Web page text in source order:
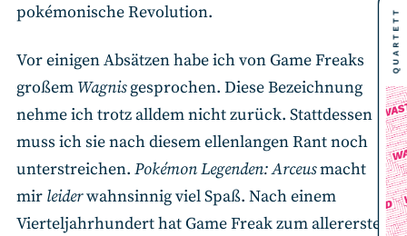
pokémonische Revolution.
Vor einigen Absätzen habe ich von Game Freaks
großem Wagnisgesprochen. Diese Bezeichnung
nehme ich trotz alldem nicht zurück. Stattdessen
muss ich sie nach diesem ellenlangen Rant noch
unterstreichen. Pokémon Legenden: Arceusmacht
mir leiderwahnsinnig viel Spaß. Nach einem
Vierteljahrhundert hat Game Freak zum allerersten
20
0,2
QUARTETT